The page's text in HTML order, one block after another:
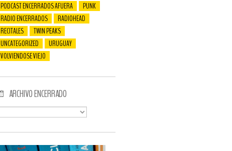
PODCAST ENCERRADOS AFUERA
PUNK
RADIO ENCERRADOS
RADIOHEAD
RECITALES
TWIN PEAKS
UNCATEGORIZED
URUGUAY
VOLVIENDOSE VIEJO
ARCHIVO ENCERRADO